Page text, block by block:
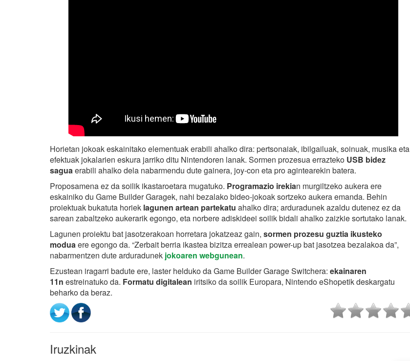
Horietan jokoak eskainitako elementuak erabili ahalko dira: pertsonaiak, ibilgailuak, soinuak, musika eta
efektuak jokalarien eskura jarriko ditu Nintendoren lanak. Sormen prozesua errazteko USB bidez
saguaerabili ahalko dela nabarmendu dute gainera, joy-con eta pro agintearekin batera.
Proposamena ez da soilik ikastaroetara mugatuko. Programazio irekian murgiltzeko aukera ere
eskainiko du Game Builder Garagek, nahi bezalako bideo-jokoak sortzeko aukera emanda. Behin
proiektuak bukatuta horiek lagunen artean partekatu ahalko dira; arduradunek azaldu dutenez ez da
sarean zabaltzeko aukerarik egongo, eta norbere adiskideei soilik bidali ahalko zaizkie sortutako lanak.
Lagunen proiektu bat jasotzerakoan horretara jokatzeaz gain, sormen prozesu guztia ikusteko
moduaere egongo da. “Zerbait berria ikastea bizitza errealean power-up bat jasotzea bezalakoa da”,
nabarmentzen dute arduradunek jokoaren webgunean.
Ezustean iragarri badute ere, laster helduko da Game Builder Garage Switchera: ekainaren
11n estreinatuko da. Formatu digitalean iritsiko da soilik Europara, Nintendo eShopetik deskargatu
beharko da beraz.
Iruzkinak